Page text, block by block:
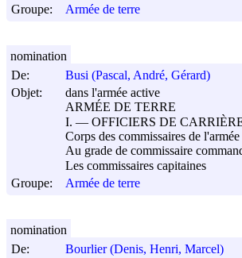
Groupe:
Armée de terre
De:
Busi (Pascal, André, Gérard)
Objet:
dans l'armée active
ARMÉE DE TERRE
I. ― OFFICIERS DE
Corps des commissaires de
Au grade de commissaire
Les commissaires capitaines
Groupe:
Armée de terre
nomination
De:
Bourlier (Denis, Henri, Marcel)
nomination